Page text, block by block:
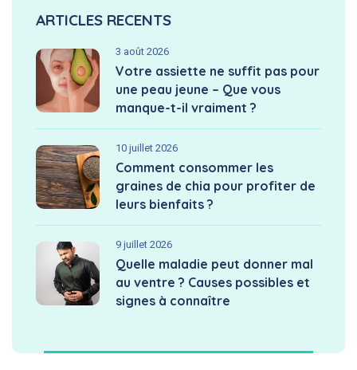
ARTICLES RECENTS
3 août 2026
Votre assiette ne suffit pas pour
une peau jeune – Que vous
manque-t-il vraiment ?
10 juillet 2026
Comment consommer les
graines de chia pour profiter de
leurs bienfaits ?
9 juillet 2026
Quelle maladie peut donner mal
au ventre ? Causes possibles et
signes à connaître